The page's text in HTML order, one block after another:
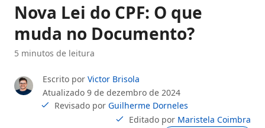
Nova Lei do CPF: O que
muda no Documento?
5 minutos de leitura
Escrito por Victor Brisola
Atualizado 9 de dezembro de 2024
Revisado por Guilherme Dorneles
Editado por Maristela Coimbra